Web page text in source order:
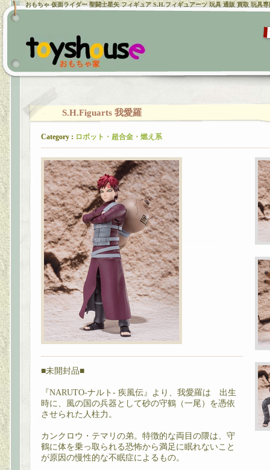
おもちゃ 仮面ライダー 聖闘士星矢 フィギュア S.H.フィギュアーツ 玩具 通販 買取 玩具
S.H.Figuarts 我愛羅
Category : ロボット・超合金・燃え系
■未開封品■
『NARUTO-ナルト- 疾風伝』より、我愛羅は 出生
時に、風の国の兵器として砂の守鶴（一尾）を憑依
させられた人柱力。
カンクロウ・テマリの弟。特徴的な両目の隈は、守
鶴に体を乗っ取られる恐怖から満足に眠れないこと
が原因の慢性的な不眠症によるもの。